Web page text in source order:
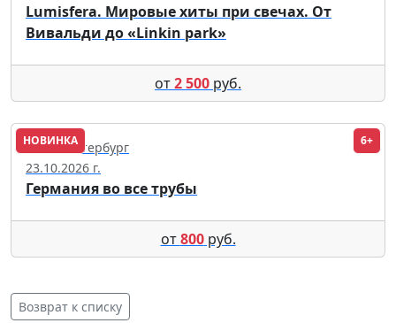
Lumisfera. Мировые хиты при свечах. От
Вивальди до «Linkin park»
от2 500 руб.
НОВИНКА 6+
Санкт-Петербург
23.10.2026 г.
Германия во все трубы
от800руб.
Возврат к списку